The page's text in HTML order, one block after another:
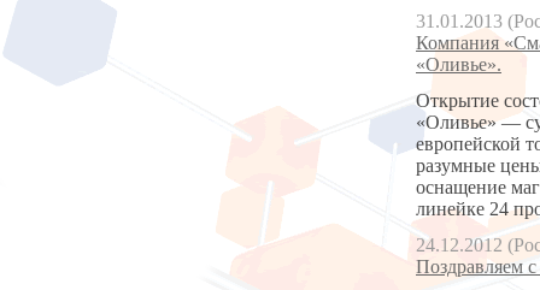
31.01.2013
Компания
«Оливье».
Открытие
«Оливье» —
европейской
разумные
оснащение
линейке 24
24.12.2012
Поздравляем